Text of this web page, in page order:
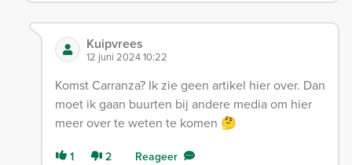
Kuipvrees
12 juni 2024 10:22
Komst Carranza? Ik zie geen artikel hier over. Dan
moet ik gaan buurten bij andere media om hier
meer over te weten te komen 🤔
1 2 Reageer